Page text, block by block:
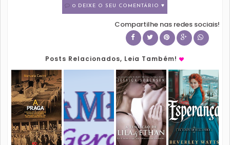
0 DEIXE O SEU COMENTÁRIO ♥
Compartilhe nas redes sociais!
Posts Relacionados, Leia Também!